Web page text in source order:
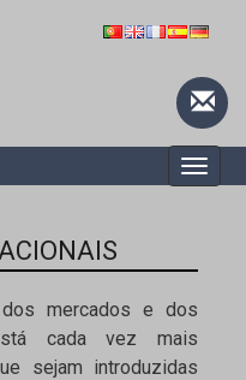
Toggle
dos mercados e dos
cada vez mais
sejam introduzidas